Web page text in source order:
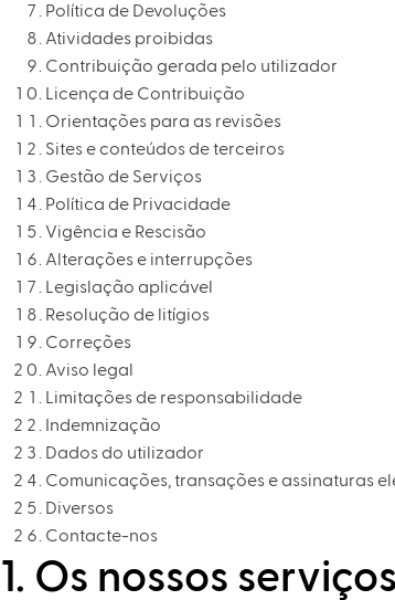
Política de Devoluções
Atividades proibidas
Contribuição gerada pelo utilizador
Licença de Contribuição
Orientações para as revisões
Sites e conteúdos de terceiros
Gestão de Serviços
Política de Privacidade
Vigência e Rescisão
Alterações e interrupções
Legislação aplicável
Resolução de litígios
Correções
Aviso legal
Limitações de responsabilidade
Indemnização
Dados do utilizador
Comunicações, transações e assinaturas
Diversos
Contacte-nos
1. Os nossos serviços